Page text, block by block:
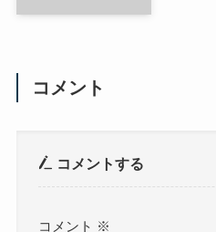
コメント
コメントする
コメント ※